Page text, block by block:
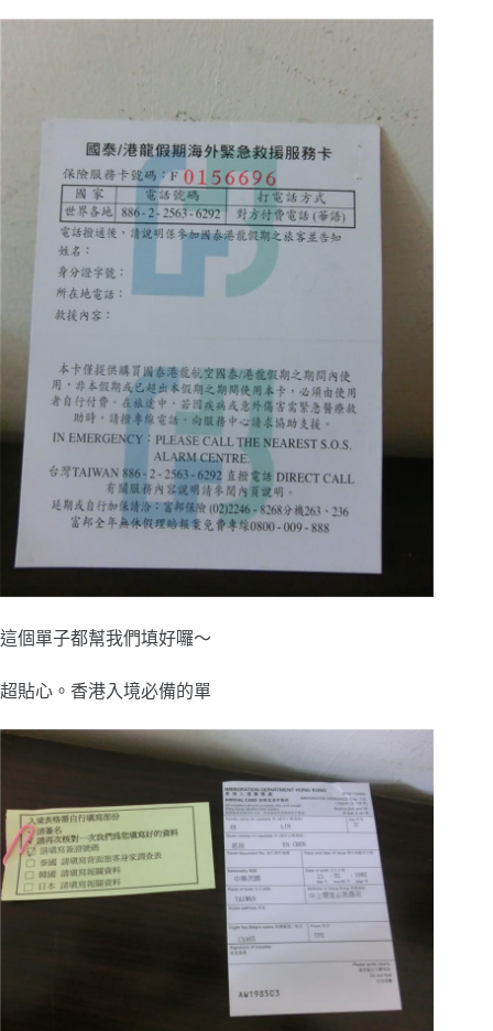
這個單子都幫我們填好囉～
超貼心。香港入境必備的單